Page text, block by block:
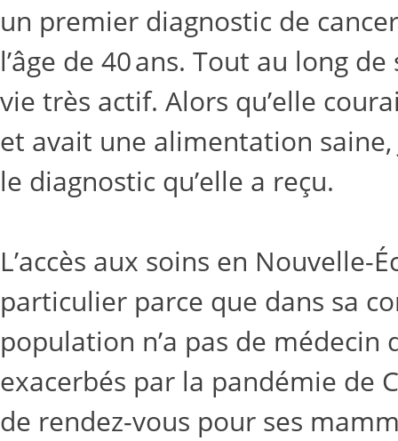
un premier diagnostic de
l’âge de 40 ans. Tout au long
vie très actif. Alors qu’elle
et avait une alimentation saine,
le diagnostic qu’elle a reçu.
L’accès aux soins en
particulier parce que dans sa
population n’a pas de
exacerbés par la pandémie de
de rendez-vous pour ses